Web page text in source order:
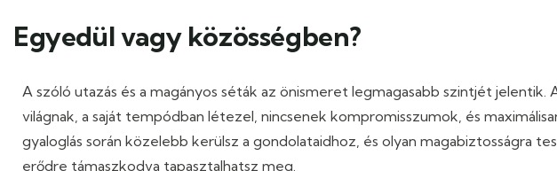
Egyedül vagy közösségben?
A szóló utazás és a magányos séták az önismeret legmagasabb szintjét jelentik.
világnak, a saját tempódban létezel, nincsenek kompromisszumok, és
gyaloglás során közelebb kerülsz a gondolataidhoz, és olyan magabiztosságra
erődre támaszkodva tapasztalhatsz meg.